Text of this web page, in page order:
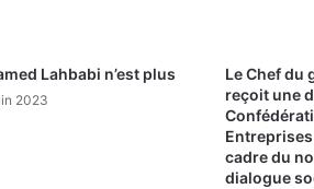
Lahbabi n’est plus
2023
Le Chef du
reçoit une
cadre du
dialogue